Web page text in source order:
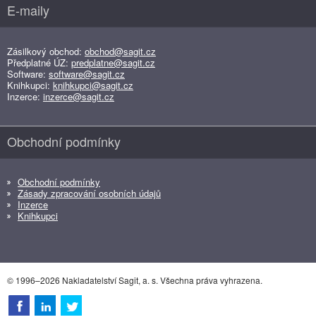
E-maily
Zásilkový obchod: obchod@sagit.cz
Předplatné ÚZ: predplatne@sagit.cz
Software: software@sagit.cz
Knihkupci: knihkupci@sagit.cz
Inzerce: inzerce@sagit.cz
Obchodní podmínky
Obchodní podmínky
Zásady zpracování osobních údajů
Inzerce
Knihkupci
© 1996–2026 Nakladatelství Sagit, a. s. Všechna práva vyhrazena.